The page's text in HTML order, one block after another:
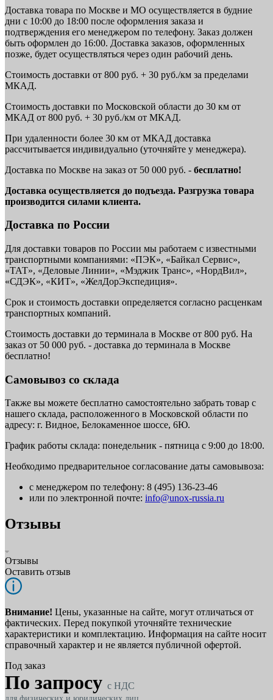
Доставка товара по Москве и МО осуществляется в будние
дни с 10:00 до 18:00 после оформления заказа и
подтверждения его менеджером по телефону. Заказ должен
быть оформлен до 16:00. Доставка заказов, оформленных
позже, будет осуществляться через один рабочий день.
Стоимость доставки от 800 руб. + 30 руб./км за пределами
МКАД.
Стоимость доставки по Московской области до 30 км от
МКАД от 800 руб. + 30 руб./км от МКАД.
При удаленности более 30 км от МКАД доставка
рассчитывается индивидуально (уточняйте у менеджера).
Доставка по Москве на заказ от 50 000 руб. - бесплатно!
Доставка осуществляется до подъезда. Разгрузка товара
производится силами клиента.
Доставка по России
Для доставки товаров по России мы работаем с известными
транспортными компаниями: «ПЭК», «Байкал Сервис»,
«ТАТ», «Деловые Линии», «Мэджик Транс», «НордВил»,
«СДЭК», «КИТ», «ЖелДорЭкспедиция».
Срок и стоимость доставки определяется согласно расценкам
транспортных компаний.
Стоимость доставки до терминала в Москве от 800 руб. На
заказ от 50 000 руб. - доставка до терминала в Москве
бесплатно!
Самовывоз со склада
Также вы можете бесплатно самостоятельно забрать товар с
нашего склада, расположенного в Московской области по
адресу: г. Видное, Белокаменное шоссе, 6Ю.
График работы склада: понедельник - пятница с 9:00 до 18:00.
Необходимо предварительное согласование даты самовывоза:
с менеджером по телефону: 8 (495) 136-23-46
или по электронной почте: info@unox-russia.ru
Отзывы
Отзывы
Оставить отзыв
Внимание! Цены, указанные на сайте, могут отличаться от
фактических. Перед покупкой уточняйте технические
характеристики и комплектацию. Информация на сайте носит
справочный характер и не является публичной офертой.
Под заказ
По запросу c НДС